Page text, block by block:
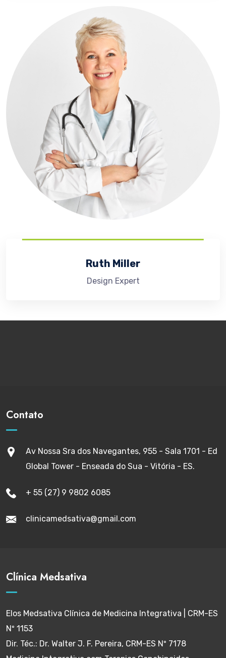
Ruth Miller
Design Expert
Contato
Av Nossa Sra dos Navegantes, 955 - Sala 1701 - Ed
Global Tower - Enseada do Sua - Vitória - ES.
+ 55 (27) 9 9802 6085
clinicamedsativa@gmail.com
Clínica Medsativa
Elos Medsativa Clínica de Medicina Integrativa | CRM-ES
Nº 1153
Dir. Téc.: Dr. Walter J. F. Pereira, CRM-ES Nº 7178